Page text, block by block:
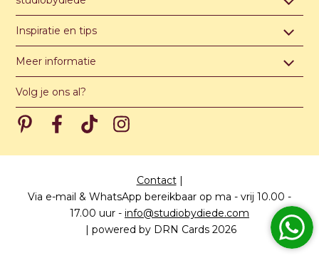
Contact & afspraak maken
Over studiobydiede
Unieke illustratie of ontwerp
Algemene voorwaarden
Privacy verklaring
Inspiratie en tips
Hippe jongensnamen van A t/m Z
Hippe meisjesnamen van A t/m Z
Hippe unisex namen van A t/m Z
Meer informatie
Levertijden
Meest gestelde vragen
Prijzen
Volg je ons al?
PinterestPinterestPinterest
Contact|
Via e-mail & WhatsApp bereikbaar op ma - vrij 10.00 -
17.00 uur - info@studiobydiede.com
| powered by DRN Cards 2026